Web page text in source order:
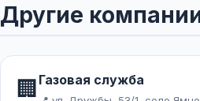
Другие
🏢 Газовая служба